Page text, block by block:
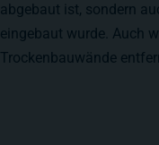
abgebaut ist, sondern
eingebaut wurde. Auch
Trockenbauwände